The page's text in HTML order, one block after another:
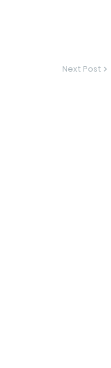
Next Post